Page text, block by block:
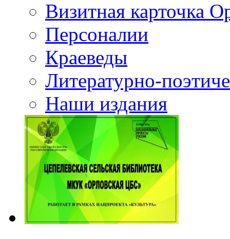
Визитная карточка
Персоналии
Краеведы
Литературно-
Наши издания